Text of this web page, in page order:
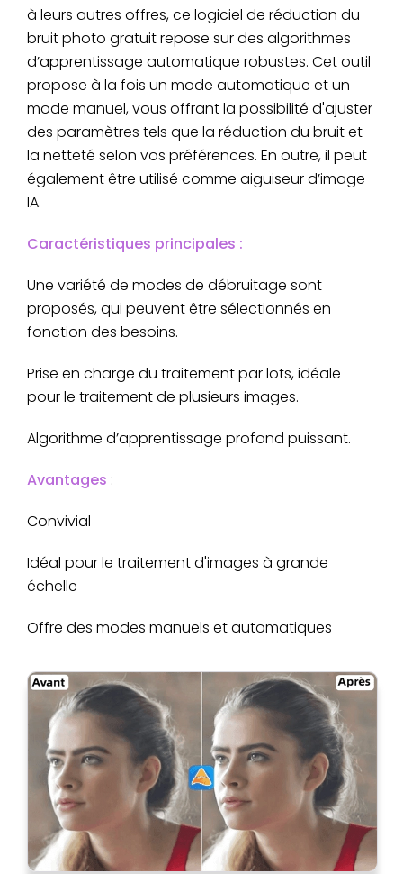
à leurs autres offres, ce logiciel de réduction du
bruit photo gratuit repose sur des algorithmes
d’apprentissage automatique robustes. Cet outil
propose à la fois un mode automatique et un
mode manuel, vous offrant la possibilité d'ajuster
des paramètres tels que la réduction du bruit et
la netteté selon vos préférences. En outre, il peut
également être utilisé comme aiguiseur d’image
IA.
Caractéristiques principales :
Une variété de modes de débruitage sont
proposés, qui peuvent être sélectionnés en
fonction des besoins.
Prise en charge du traitement par lots, idéale
pour le traitement de plusieurs images.
Algorithme d’apprentissage profond puissant.
Avantages :
Convivial
Idéal pour le traitement d'images à grande
échelle
Offre des modes manuels et automatiques